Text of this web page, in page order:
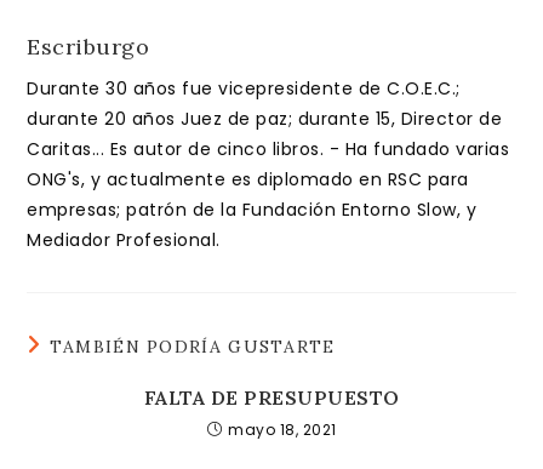
Escriburgo
Durante 30 años fue vicepresidente de C.O.E.C.;
durante 20 años Juez de paz; durante 15, Director de
Caritas... Es autor de cinco libros. - Ha fundado varias
ONG's, y actualmente es diplomado en RSC para
empresas; patrón de la Fundación Entorno Slow, y
Mediador Profesional.
TAMBIÉN PODRÍA GUSTARTE
FALTA DE PRESUPUESTO
mayo 18, 2021